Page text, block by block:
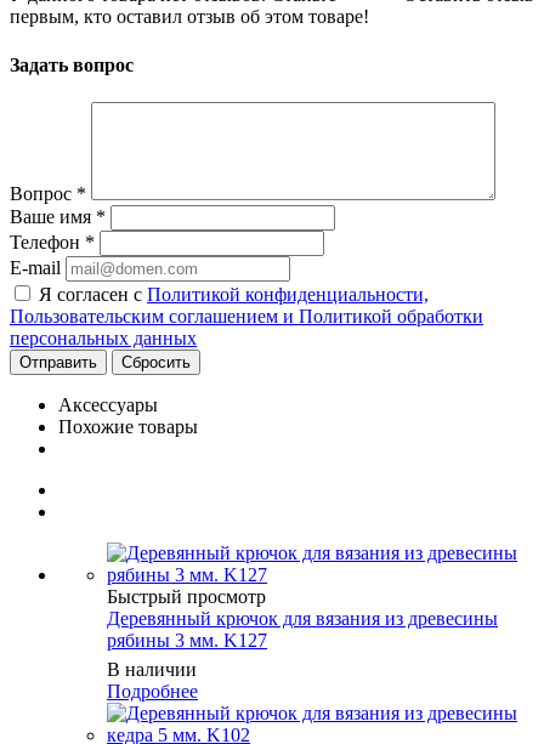
первым, кто оставил отзыв об этом товаре!
Задать вопрос
Вопрос *
Ваше имя *
Телефон *
E-mail
Я согласен с Политикой конфиденциальности,
Пользовательским соглашением и Политикой обработки
персональных данных
Сбросить
Аксессуары
Похожие товары
Быстрый просмотр
Деревянный крючок для вязания из древесины
рябины 3 мм. K127
В наличии
Подробнее